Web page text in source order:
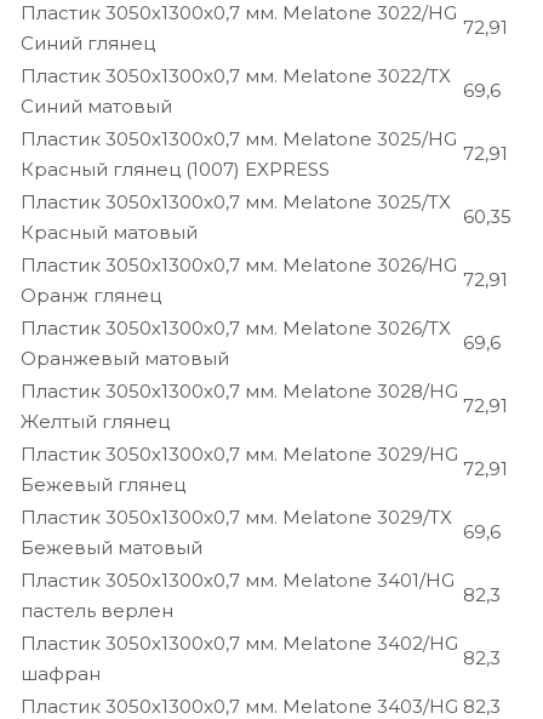
Пластик 3050х1300х0,7 мм. Melatone 3022/HG
Синий глянец
72,91
Пластик 3050х1300х0,7 мм. Melatone 3022/TX
Синий матовый
69,6
Пластик 3050х1300х0,7 мм. Melatone 3025/HG
Красный глянец (1007) EXPRESS
72,91
Пластик 3050х1300х0,7 мм. Melatone 3025/TX
Красный матовый
60,35
Пластик 3050х1300х0,7 мм. Melatone 3026/HG
Оранж глянец
72,91
Пластик 3050х1300х0,7 мм. Melatone 3026/TX
Оранжевый матовый
69,6
Пластик 3050х1300х0,7 мм. Melatone 3028/HG
Желтый глянец
72,91
Пластик 3050х1300х0,7 мм. Melatone 3029/HG
Бежевый глянец
72,91
Пластик 3050х1300х0,7 мм. Melatone 3029/TX
Бежевый матовый
69,6
Пластик 3050х1300х0,7 мм. Melatone 3401/HG
пастель верлен
82,3
Пластик 3050х1300х0,7 мм. Melatone 3402/HG
шафран
82,3
Пластик 3050х1300х0,7 мм. Melatone 3403/HG 82,3